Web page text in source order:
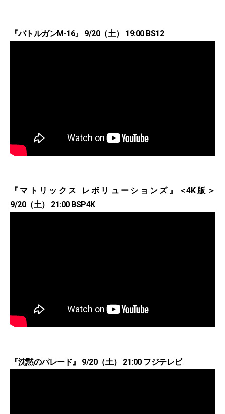
『バトルガンM-16』 9/20（土） 19:00 BS12
『マトリックス レボリューションズ』＜4K版＞
9/20（土） 21:00 BSP4K
『沈黙のパレード』 9/20（土） 21:00 フジテレビ